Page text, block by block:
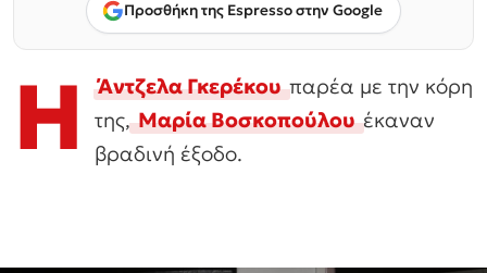
Προσθήκη της Espresso στην Google
Η Άντζελα Γκερέκου παρέα με την κόρη
της,Μαρία Βοσκοπούλου έκαναν
βραδινή έξοδο.